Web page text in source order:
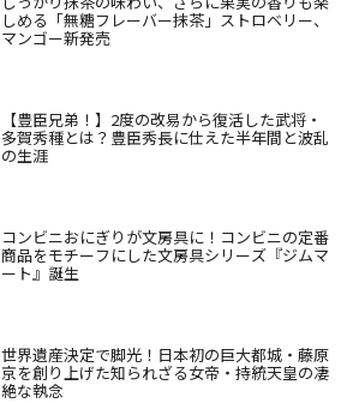
しめる「無糖フレーバー抹茶」ストロベリー、
マンゴー新発売
【豊臣兄弟！】2度の改易から復活した武将・
多賀秀種とは？豊臣秀長に仕えた半年間と波乱
の生涯
コンビニおにぎりが文房具に！コンビニの定番
商品をモチーフにした文房具シリーズ『ジムマ
ート』誕生
世界遺産決定で脚光！日本初の巨大都城・藤原
京を創り上げた知られざる女帝・持統天皇の凄
絶な執念